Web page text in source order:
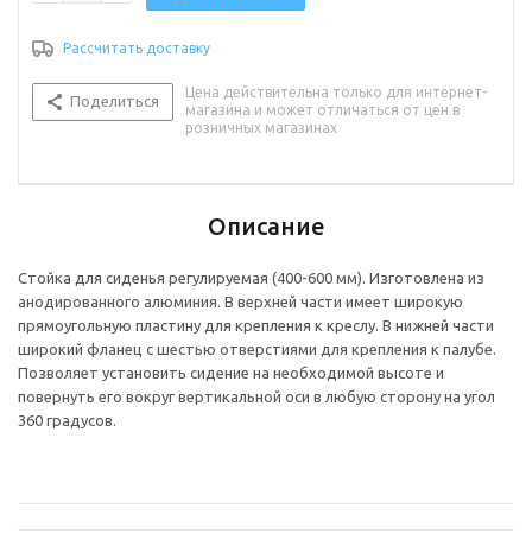
Рассчитать доставку
Поделиться
Цена действительна только для интернет-
магазина и может отличаться от цен в
розничных магазинах
Описание
Стойка для сиденья регулируемая (400-600 мм). Изготовлена из
анодированного алюминия. В верхней части имеет широкую
прямоугольную пластину для крепления к креслу. В нижней части
широкий фланец с шестью отверстиями для крепления к палубе.
Позволяет установить сидение на необходимой высоте и
повернуть его вокруг вертикальной оси в любую сторону на угол
360 градусов.